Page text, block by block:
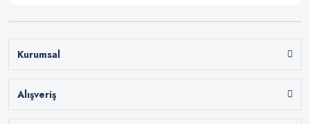
Kurumsal
Alışveriş